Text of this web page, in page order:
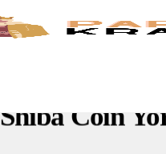
Shiba Coin